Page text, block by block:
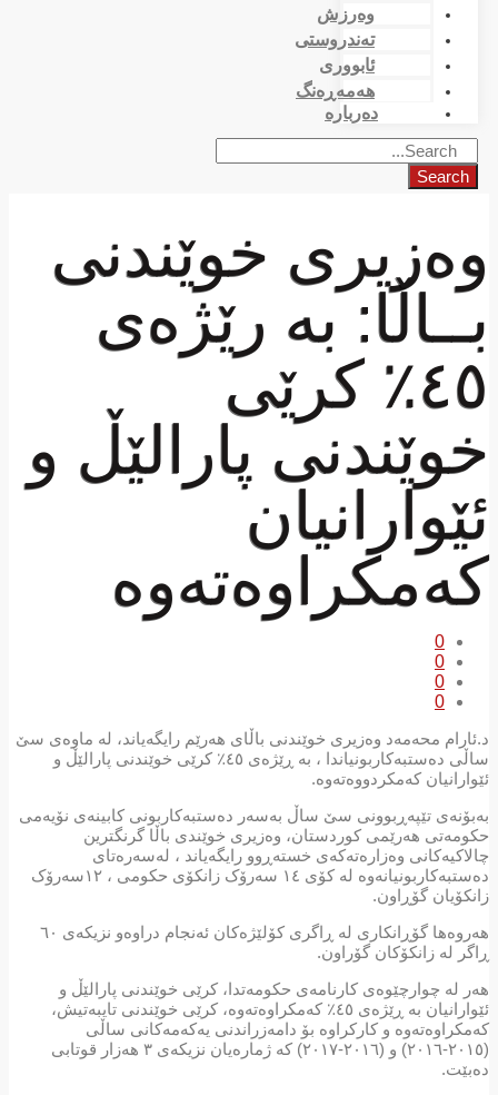
وەرزش
تەندروستی
ئابووری
هەمەڕەنگ
دەربارە
Search
وەزیری خوێندنی
بــاڵا: بە رێژەی
٤٥٪ کرێی
خوێندنی پارالێڵ و
ئێوارانیان
کەمکراوەتەوە
0
0
0
0
د.ئارام محەمەد وەزیری خوێندنی باڵای ھەرێم رایگەیاند، لە ماوەی سێ
ساڵی دەستبەکاربونیاندا ، بە ڕێژەی ٤٥٪ کرێی خوێندنی پارالێڵ و
ئێوارانیان کەمکردووەتەوە.
بەبۆنەی تێپەڕبوونی سێ ساڵ بەسەر دەستبەکاربونی کابینەی نۆیەمی
حکومەتی ھەرێمی کوردستان، وەزیری خوێندی باڵا گرنگترین
چالاکیەکانی وەزارەتەکەی خستەڕوو رایگەیاند ، لەسەرەتای
دەستبەکاربونیانەوە لە کۆی ١٤ سەرۆک زانکۆی حکومی ، ١٢سەرۆک
زانکۆیان گۆڕاون.
ھەروەھا گۆڕانکاری لە ڕاگری کۆلێژەکان ئەنجام دراوەو نزیکەی ٦٠
ڕاگر لە زانکۆکان گۆراون.
ھەر لە چوارچێوەی کارنامەی حکومەتدا، کرێی خوێندنی پارالێڵ و
ئێوارانیان بە ڕێژەی ٤٥٪ کەمکراوەتەوە، کرێی خوێندنی تایبەتیش،
کەمکراوەتەوە و کارکراوە بۆ دامەزراندنی یەکەمەکانی ساڵی
(٢٠١٥-٢٠١٦) و (٢٠١٦-٢٠١٧) کە ژمارەیان نزیکەی ٣ ھەزار قوتابی
دەبێت.